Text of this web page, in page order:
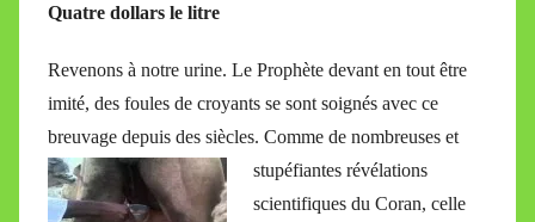
Quatre dollars le litre
Revenons à notre urine. Le Prophète devant en tout être
imité, des foules de croyants se sont soignés avec ce
breuvage depuis des siècles. Comme de nombreuses et
stupéfiantes révélations
scientifiques du Coran, celle